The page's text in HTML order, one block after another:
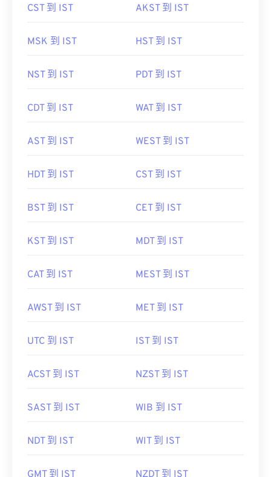
CST 到 IST AKST 到 IST
MSK 到 IST HST 到 IST
NST 到 IST PDT 到 IST
CDT 到 IST WAT 到 IST
AST 到 IST WEST 到 IST
HDT 到 IST CST 到 IST
BST 到 IST CET 到 IST
KST 到 IST MDT 到 IST
CAT 到 IST MEST 到 IST
AWST 到 IST MET 到 IST
UTC 到 IST IST 到 IST
ACST 到 IST NZST 到 IST
SAST 到 IST WIB 到 IST
NDT 到 IST WIT 到 IST
GMT 到 IST NZDT 到 IST